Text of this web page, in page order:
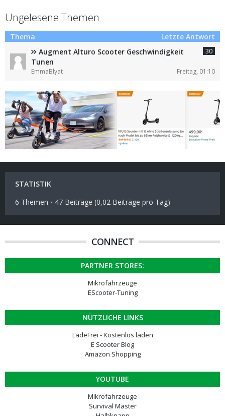
Ungelesene Themen
Thema
Letzte Antwort
Augment Alturo Scooter Geschwindigkeit
Tunen
30
EmmaBlyat Freitag, 01:10
STATISTIK
6 Themen
47 Beiträge (0,02 Beiträge pro Tag)
CONNECT
PARTNER STORES:
Mikrofahrzeuge
EScooter-Tuning
NÜTZLICHE LINKS
LadeFrei - Kostenlos laden
E Scooter Blog
Amazon Shopping
YOUTUBE
Mikrofahrzeuge
Survival Master